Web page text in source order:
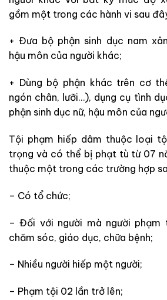
gồm một trong các hành vi sau
+ Đưa bộ phận sinh dục nam
hậu môn của người khác;
+ Dùng bộ phận khác trên cơ
ngón chân, lưỡi…), dụng cụ tình
phận sinh dục nữ, hậu môn của
Tội phạm hiếp dâm thuộc loại
trọng và có thể bị phạt tù từ 07
thuộc một trong các trường hợp
– Có tổ chức;
– Đối với người mà người phạm
chăm sóc, giáo dục, chữa bệnh;
– Nhiều người hiếp một người;
– Phạm tội 02 lần trở lên;